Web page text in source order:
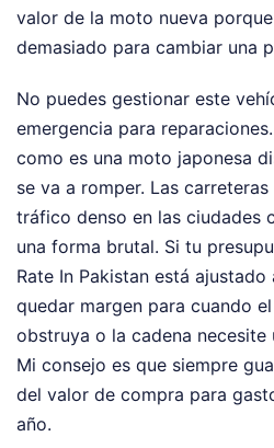
valor de la moto nueva
demasiado para cambiar una
No puedes gestionar este
emergencia para
como es una moto japonesa
se va a romper. Las
tráfico denso en las ciudades
una forma brutal. Si tu
Rate In Pakistan está
quedar margen para cuando
obstruya o la cadena necesite
Mi consejo es que siempre
del valor de compra para
año.